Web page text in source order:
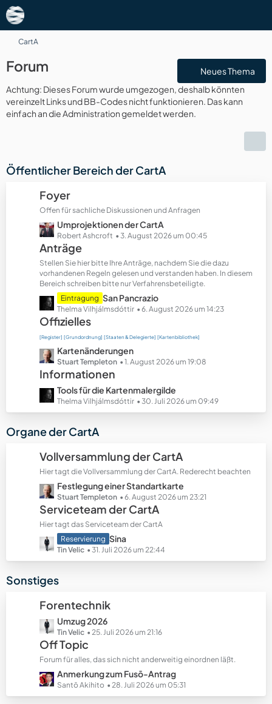
CartA
Forum
Neues Thema
Achtung: Dieses Forum wurde umgezogen, deshalb könnten
vereinzelt Links und BB-Codes nicht funktionieren. Das kann
einfach an die Administration gemeldet werden.
Öffentlicher Bereich der CartA
Foyer
Offen für sachliche Diskussionen und Anfragen
L
e
t
z
t
e
B
e
i
t
ä
g
e
Umprojektionen der CartA
Robert Ashcroft 3. August 2026 um 00:45
Anträge
Stellen Sie hier bitte Ihre Anträge, nachdem Sie die dazu
vorhandenen Regeln gelesen und verstanden haben. In diesem
Bereich schreiben bitte nur Verfahrensbeteiligte.
L
e
t
z
t
e
B
ä
e
Eintragung San Pancrazio
Thelma Vilhjálmsdóttir 6. August 2026 um 14:23
Offizielles
[Register] [Grundordnung] [Staaten & Delegierte] [Kartenbibliothek]
L
e
z
e
e
t
r
ä
g
e
Kartenänderungen
Stuart Templeton 1. August 2026 um 19:08
Informationen
L
e
t
t
e
B
e
i
t
r
ä
g
e
Tools für die Kartenmalergilde
Thelma Vilhjálmsdóttir 30. Juli 2026 um 09:49
Organe der CartA
Vollversammlung der CartA
Hier tagt die Vollversammlung der CartA. Rederecht beachten
L
e
t
z
t
e
B
i
r
ä
g
e
Festlegung einer Standartkarte
Stuart Templeton 6. August 2026 um 23:21
Serviceteam der CartA
Hier tagt das Serviceteam der CartA
L
e
t
t
e
B
e
i
t
r
ä
g
e
Reservierung Sina
Tin Velic 31. Juli 2026 um 22:44
Sonstiges
Forentechnik
L
e
t
z
t
e
B
Umzug 2026
Tin Velic 25. Juli 2026 um 21:16
Off Topic
Forum für alles, das sich nicht anderweitig einordnen läßt.
L
e
t
Anmerkung zum Fusō-Antrag
Santō Akihito 28. Juli 2026 um 05:31